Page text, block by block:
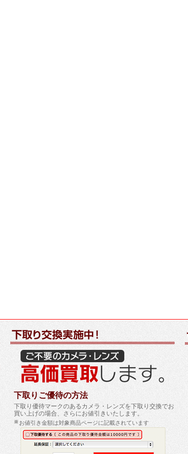
下取りご優待の方法
下取り優待マークのあるカメラ・レンズを下取り交換でお
買い上げの場合、さらにお値引きいたします。
お値引き金額は対象商品ページに記載されています